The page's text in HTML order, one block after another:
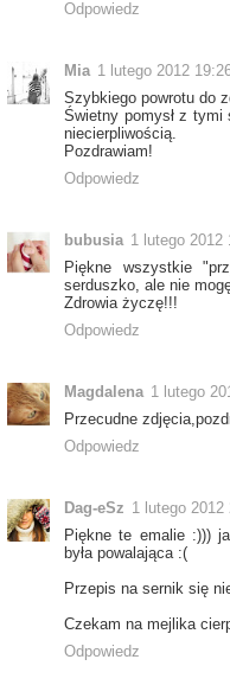
Odpowiedz
Mia 1 lutego 2012
Szybkiego powrotu do
Świetny pomysł z
niecierpliwością.
Pozdrawiam!
Odpowiedz
bubusia 1 lutego 2012
Piękne wszystkie
serduszko, ale nie
Zdrowia życzę!!!
Odpowiedz
Magdalena 1 lutego
Przecudne
Odpowiedz
Dag-eSz 1 lutego 2012
Piękne te emalie :)))
była powalająca :(
Przepis na sernik się
Czekam na mejlika
Odpowiedz